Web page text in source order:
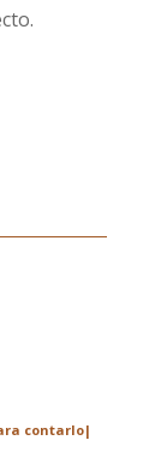
contarlo|